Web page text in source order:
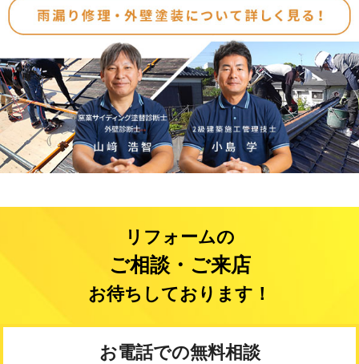
リフォームの
ご相談・ご来店
お待ちしております！
お電話での無料相談